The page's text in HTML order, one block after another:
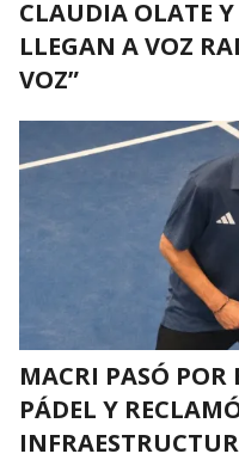
CLAUDIA OLATE
LLEGAN A VOZ
VOZ”
MACRI PASÓ POR
PÁDEL Y